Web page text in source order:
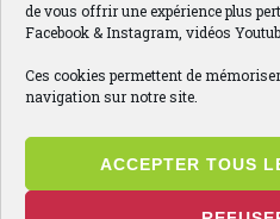
de vous offrir une expérience plus
Facebook & Instagram, vidéos
Ces cookies permettent de
navigation sur notre site.
ACCEPTER TOUS